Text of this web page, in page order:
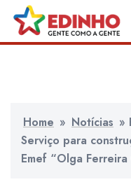
para
o
Home » Notícias »
Serviço para
Emef “Olga Ferreira